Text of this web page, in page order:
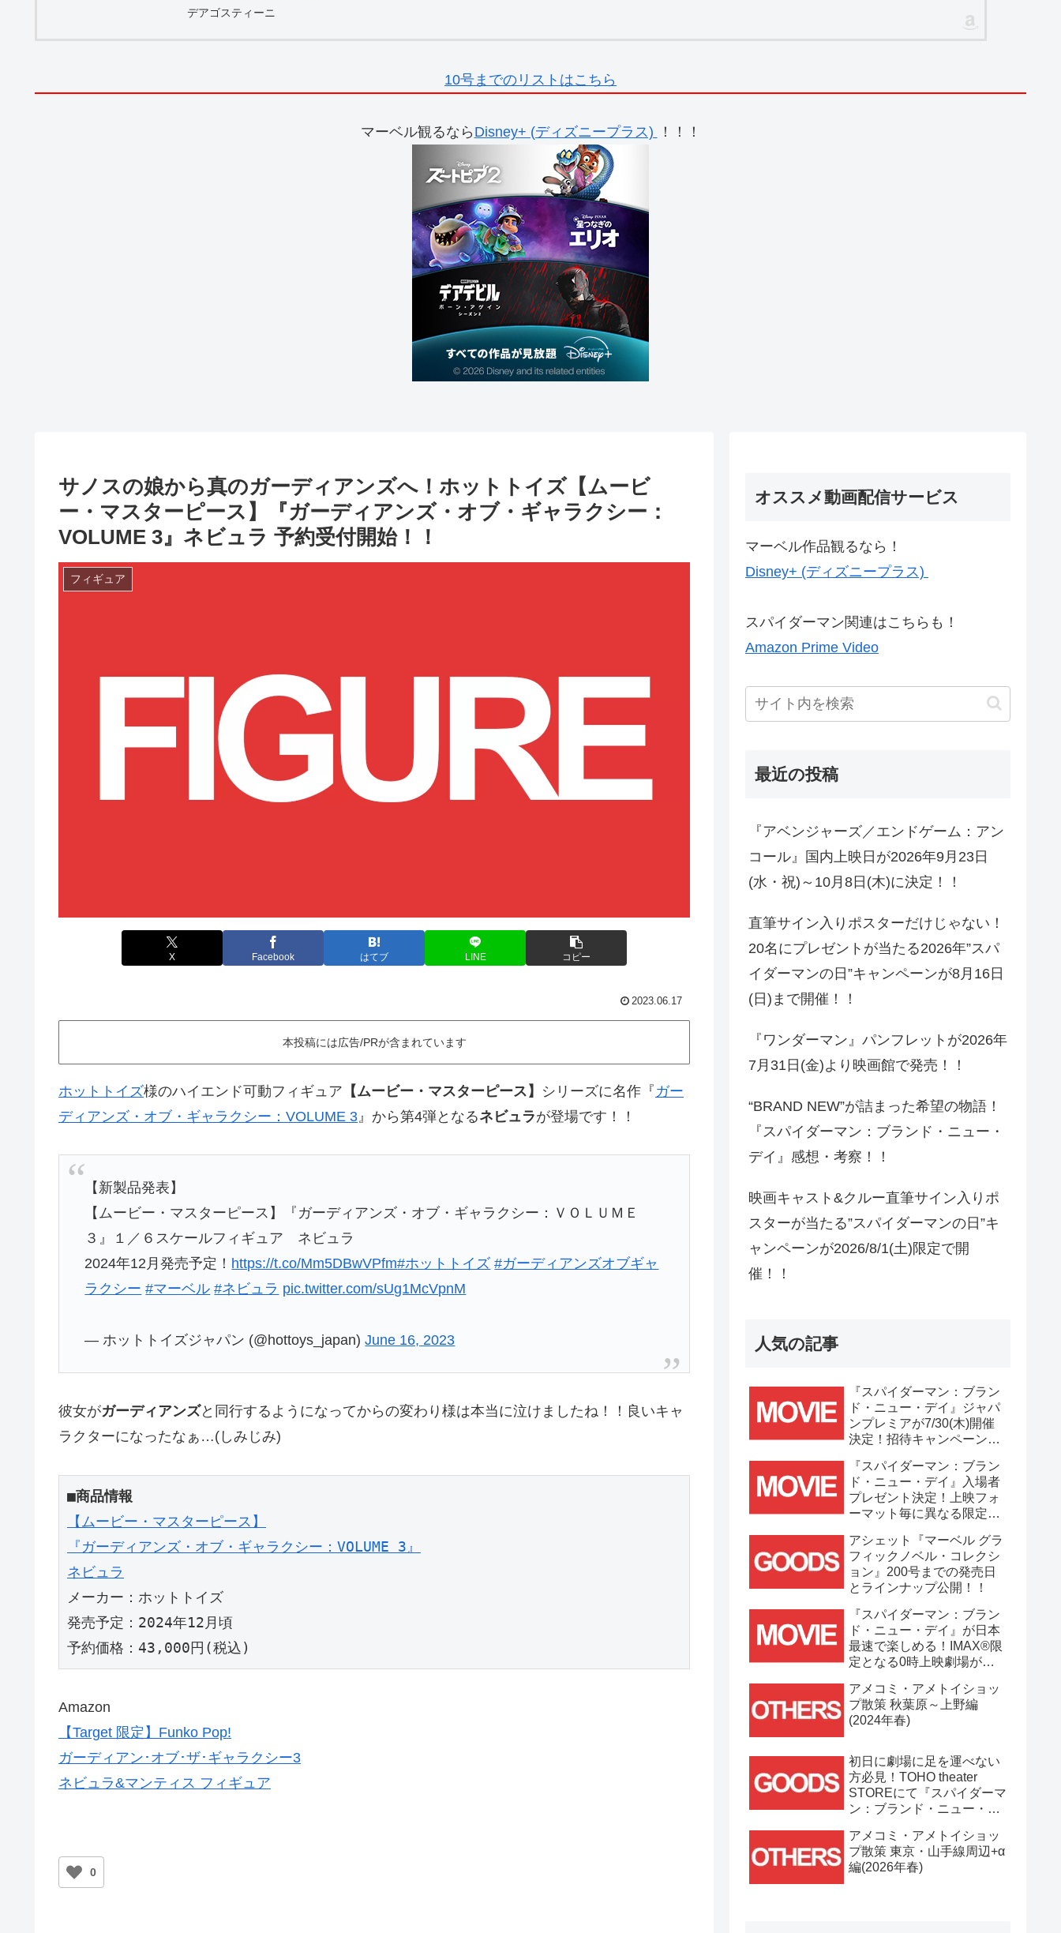
デアゴスティーニ
10号までのリストはこちら
マーベル観るなら Disney+ (ディズニープラス) ！！！
サノスの娘から真のガーディアンズへ！ホットトイズ【ムービ
ー・マスターピース】『ガーディアンズ・オブ・ギャラクシー：
VOLUME 3』ネビュラ 予約受付開始！！
フィギュア
X Facebook はてブ LINE コピー
2023.06.17
本投稿には広告/PRが含まれています
ホットトイズ様のハイエンド可動フィギュア 【ムービー・マスターピース】 シリーズに名作『 ガー
ディアンズ・オブ・ギャラクシー：VOLUME 3 』から第4弾となるネビュラが登場です！！
【新製品発表】
【ムービー・マスターピース】『ガーディアンズ・オブ・ギャラクシー：ＶＯＬＵＭＥ
３』１／６スケールフィギュア ネビュラ
2024年12月発売予定！ https://t.co/Mm5DBwVPfm#ホットトイズ #ガーディアンズオブギャ
ラクシー #マーベル #ネビュラ pic.twitter.com/sUg1McVpnM
— ホットトイズジャパン (@hottoys_japan)June 16, 2023
彼女がガーディアンズと同行するようになってからの変わり様は本当に泣けましたね！！良いキャ
ラクターになったなぁ…(しみじみ)
■商品情報
【ムービー・マスターピース】
『ガーディアンズ・オブ・ギャラクシー：VOLUME 3』
ネビュラ
メーカー：ホットトイズ
発売予定：2024年12月頃
予約価格：43,000円(税込)
Amazon
【Target 限定】Funko Pop!
ガーディアン･オブ･ザ･ギャラクシー3
ネビュラ&マンティス フィギュア
0
オススメ動画配信サービス
マーベル作品観るなら！
Disney+ (ディズニープラス)
スパイダーマン関連はこちらも！
Amazon Prime Video
最近の投稿
『アベンジャーズ／エンドゲーム：アン
コール』国内上映日が2026年9月23日
(水・祝)～10月8日(木)に決定！！
直筆サイン入りポスターだけじゃない！
20名にプレゼントが当たる2026年”スパ
イダーマンの日”キャンペーンが8月16日
(日)まで開催！！
『ワンダーマン』パンフレットが2026年
7月31日(金)より映画館で発売！！
“BRAND NEW”が詰まった希望の物語！
『スパイダーマン：ブランド・ニュー・
デイ』感想・考察！！
映画キャスト&クルー直筆サイン入りポ
スターが当たる”スパイダーマンの日”キ
ャンペーンが2026/8/1(土)限定で開
催！！
人気の記事
『スパイダーマン：ブラン
ド・ニュー・デイ』ジャパ
ンプレミアが7/30(木)開催
決定！招待キャンペーンは
中！！
『スパイダーマン：ブラン
ド・ニュー・デイ』入場者
プレゼント決定！上映フォ
ーマット毎に異なる限定ビ
える！！
アシェット『マーベル グラ
フィックノベル・コレクシ
ョン』200号までの発売日
とラインナップ公開！！
『スパイダーマン：ブラン
ド・ニュー・デイ』が日本
最速で楽しめる！IMAX®限
定となる0時上映劇場が決
アメコミ・アメトイショッ
プ散策 秋葉原～上野編
(2024年春)
初日に劇場に足を運べない
方必見！TOHO theater
STOREにて『スパイダーマ
ン：ブランド・ニュー・デ
7/31(金)11時より開始！！
アメコミ・アメトイショッ
プ散策 東京・山手線周辺+α
編(2026年春)